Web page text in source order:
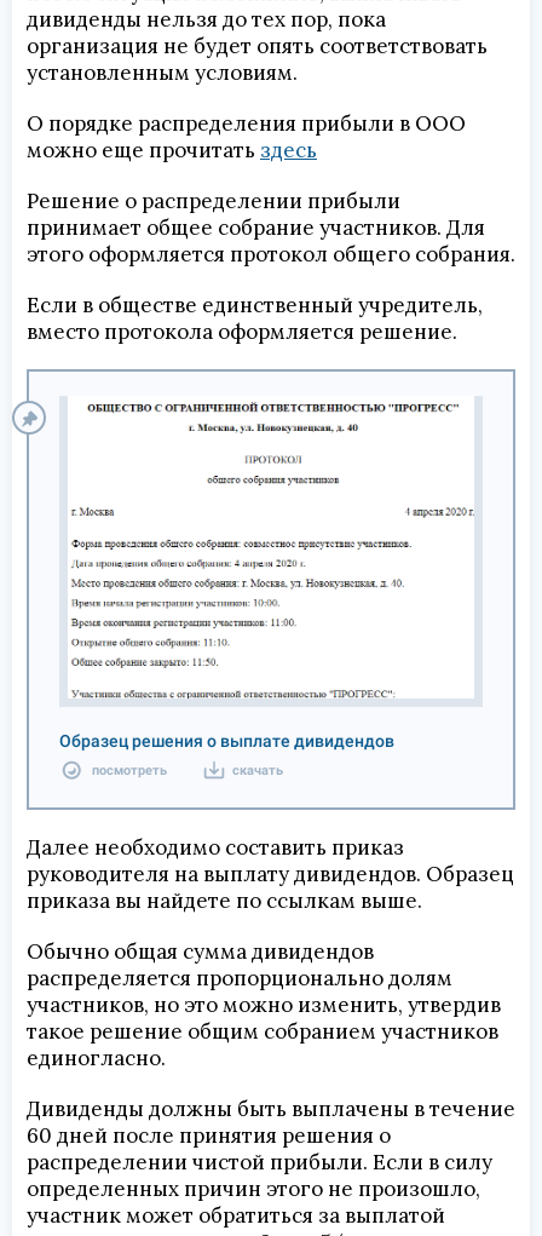
дивиденды нельзя до тех пор, пока
организация не будет опять соответствовать
установленным условиям.
О порядке распределения прибыли в ООО
можно еще прочитать здесь
Решение о распределении прибыли
принимает общее собрание участников. Для
этого оформляется протокол общего собрания.
Если в обществе единственный учредитель,
вместо протокола оформляется решение.
Образец решения о выплате дивидендов
посмотреть скачать
Далее необходимо составить приказ
руководителя на выплату дивидендов. Образец
приказа вы найдете по ссылкам выше.
Обычно общая сумма дивидендов
распределяется пропорционально долям
участников, но это можно изменить, утвердив
такое решение общим собранием участников
единогласно.
Дивиденды должны быть выплачены в течение
60 дней после принятия решения о
распределении чистой прибыли. Если в силу
определенных причин этого не произошло,
участник может обратиться за выплатой